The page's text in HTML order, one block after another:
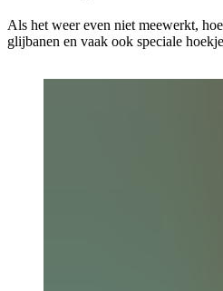
Als het weer even niet meewerkt,
glijbanen en vaak ook speciale